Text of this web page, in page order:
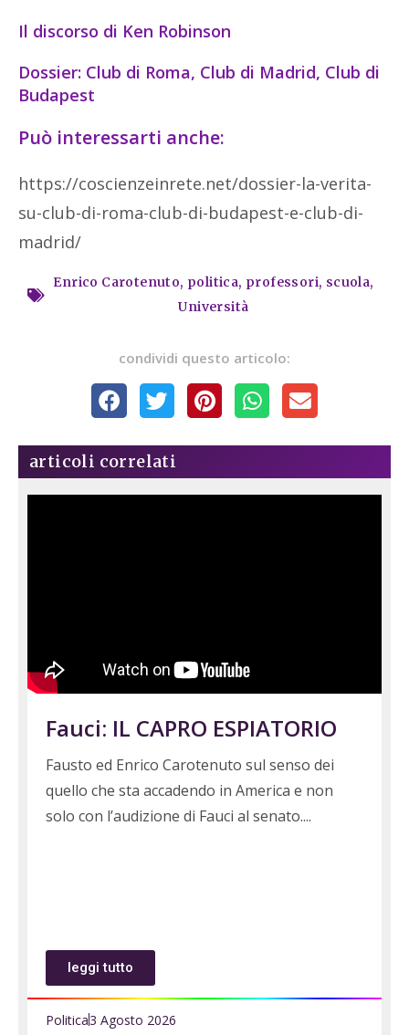
Il discorso di Ken Robinson
Dossier: Club di Roma, Club di Madrid, Club di
Budapest
Può interessarti anche:
https://coscienzeinrete.net/dossier-la-verita-
su-club-di-roma-club-di-budapest-e-club-di-
madrid/
Enrico Carotenuto, politica, professori, scuola,
Università
condividi questo articolo:
articoli correlati
Fauci: IL CAPRO ESPIATORIO
Fausto ed Enrico Carotenuto sul senso dei
quello che sta accadendo in America e non
solo con l’audizione di Fauci al senato.
leggi tutto
Politica3 Agosto 2026